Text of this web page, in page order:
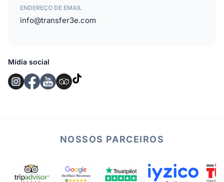
ENDEREÇO DE EMAIL
info@transfer3e.com
Mídia social
NOSSOS PARCEIROS